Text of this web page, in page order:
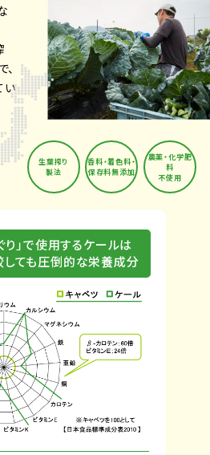
い
生葉搾り
製法
香料・着色料・
保存料無添加
農薬・化学肥
料
不使用
」で使用するケールは
ても圧倒的な栄養成分